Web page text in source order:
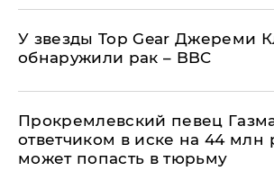
У звезды Top Gear Джереми
обнаружили рак – BBC
Прокремлевский певец
ответчиком в иске на 44 млн
может попасть в тюрьму